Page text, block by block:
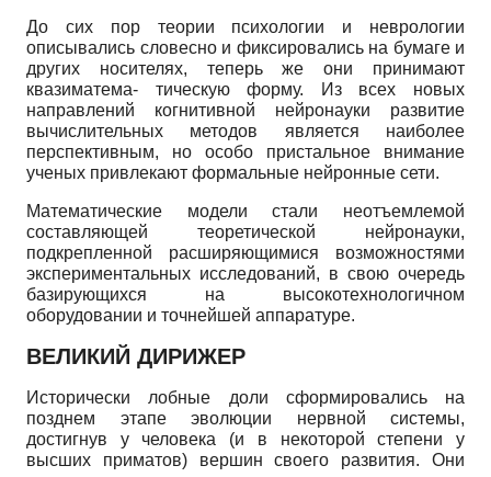
До сих пор теории психологии и неврологии
описывались словесно и фиксировались на бумаге и
других носителях, теперь же они принимают
квазиматема- тическую форму. Из всех новых
направлений когнитивной нейронауки развитие
вычислительных методов является наиболее
перспективным, но особо пристальное внимание
ученых привлекают формальные нейронные сети.
Математические модели стали неотъемлемой
составляющей теоретической нейронауки,
подкрепленной расширяющимися возможностями
экспериментальных исследований, в свою очередь
базирующихся на высокотехнологичном
оборудовании и точнейшей аппаратуре.
ВЕЛИКИЙ ДИРИЖЕР
Исторически лобные доли сформировались на
позднем этапе эволюции нервной системы,
достигнув у человека (и в некоторой степени у
высших приматов) вершин своего развития. Они